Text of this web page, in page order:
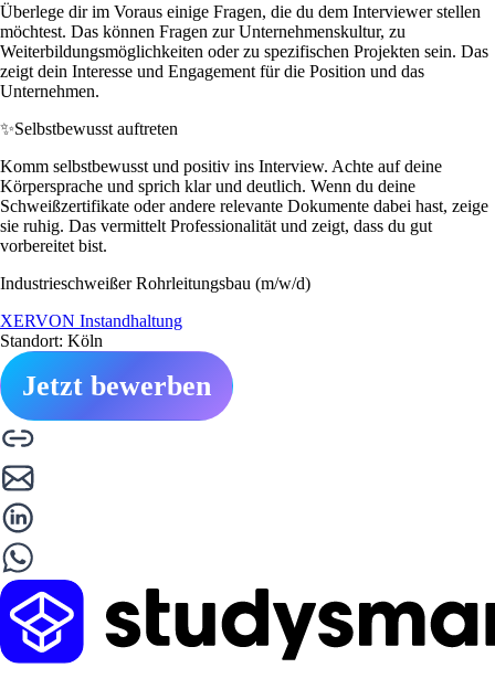
Überlege dir im Voraus einige Fragen, die du dem Interviewer stellen
möchtest. Das können Fragen zur Unternehmenskultur, zu
Weiterbildungsmöglichkeiten oder zu spezifischen Projekten sein. Das
zeigt dein Interesse und Engagement für die Position und das
Unternehmen.
✨Selbstbewusst auftreten
Komm selbstbewusst und positiv ins Interview. Achte auf deine
Körpersprache und sprich klar und deutlich. Wenn du deine
Schweißzertifikate oder andere relevante Dokumente dabei hast, zeige
sie ruhig. Das vermittelt Professionalität und zeigt, dass du gut
vorbereitet bist.
Industrieschweißer Rohrleitungsbau (m/w/d)
XERVON Instandhaltung
Standort: Köln
Jetzt bewerben